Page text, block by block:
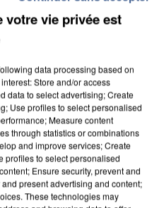
SUPPOSÉS DE LA DZ
votre vie privée est
data processing based on
Store and/or access
data to select advertising; Create
Use profiles to select personalised
Measure content
through statistics or combinations
and improve services; Create
profiles to select personalised
Ensure security, prevent and
present advertising and content;
These technologies may